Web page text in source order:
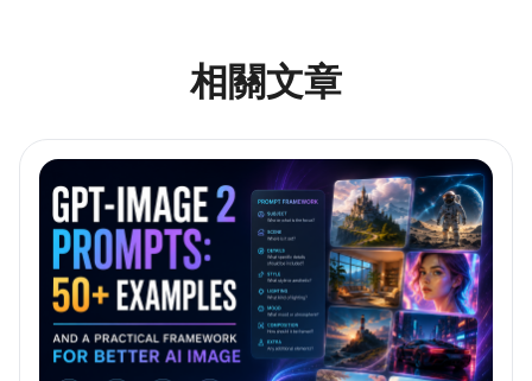
相關文章